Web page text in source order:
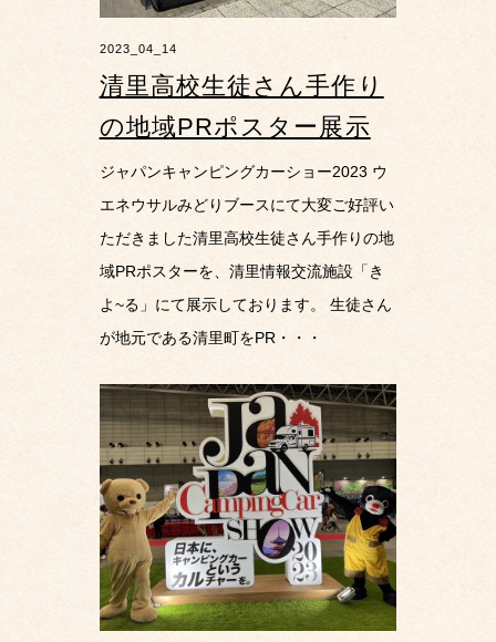
2023_04_14
清里高校生徒さん手作り
の地域PRポスター展示
ジャパンキャンピングカーショー2023 ウ
エネウサルみどりブースにて大変ご好評い
ただきました清里高校生徒さん手作りの地
域PRポスターを、清里情報交流施設「き
よ~る」にて展示しております。 生徒さん
が地元である清里町をPR・・・